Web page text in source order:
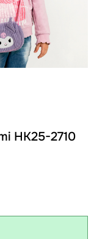
HK25-2710